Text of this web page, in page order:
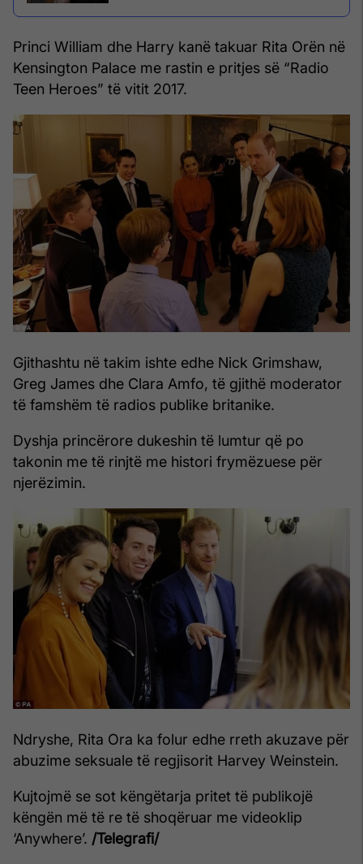
Princi William dhe Harry kanë takuar Rita Orën në
Kensington Palace me rastin e pritjes së “Radio
Teen Heroes” të vitit 2017.
Gjithashtu në takim ishte edhe Nick Grimshaw,
Greg James dhe Clara Amfo, të gjithë moderator
të famshëm të radios publike britanike.
Dyshja princërore dukeshin të lumtur që po
takonin me të rinjtë me histori frymëzuese për
njerëzimin.
Ndryshe, Rita Ora ka folur edhe rreth akuzave për
abuzime seksuale të regjisorit Harvey Weinstein.
Kujtojmë se sot këngëtarja pritet të publikojë
këngën më të re të shoqëruar me videoklip
‘Anywhere’. /Telegrafi/